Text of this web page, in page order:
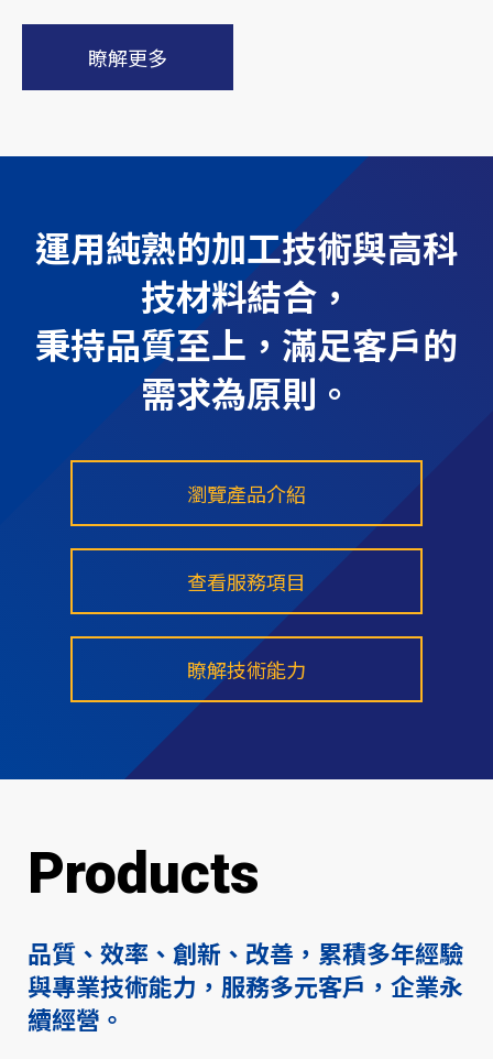
瞭解更多
運用純熟的加工技術與高科
技材料結合，
秉持品質至上，滿足客戶的
需求為原則。
瀏覽產品介紹
查看服務項目
瞭解技術能力
Products
品質、效率、創新、改善，累積多年經驗
與專業技術能力，服務多元客戶，企業永
續經營。